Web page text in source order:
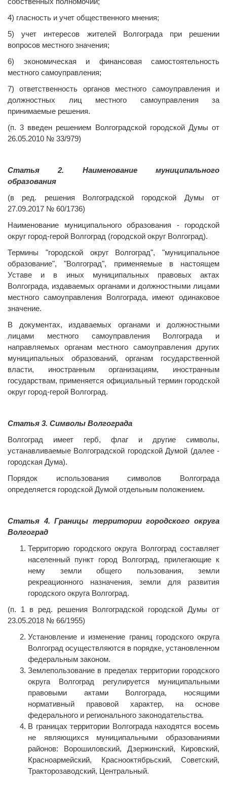
4) гласность и учет общественного мнения;
5) учет интересов жителей Волгограда при решении
вопросов местного значения;
6) экономическая и финансовая самостоятельность
местного самоуправления;
7) ответственность органов местного самоуправления и
должностных лиц местного самоуправления за
принимаемые решения.
(п. 3 введен решением Волгоградской городской Думы от
26.05.2010 № 33/979)
Статья 2. Наименование муниципального
образования
(в ред. решения Волгоградской городской Думы от
27.09.2017 № 60/1736)
Наименование муниципального образования - городской
округ город-герой Волгоград (городской округ Волгоград).
Термины "городской округ Волгоград", "муниципальное
образование", "Волгоград", применяемые в настоящем
Уставе и в иных муниципальных правовых актах
Волгограда, издаваемых органами и должностными лицами
местного самоуправления Волгограда, имеют одинаковое
значение.
В документах, издаваемых органами и должностными
лицами местного самоуправления Волгограда и
направляемых органам местного самоуправления других
муниципальных образований, органам государственной
власти, иностранным организациям, иностранным
государствам, применяется официальный термин городской
округ город-герой Волгоград.
Статья 3. Символы Волгограда
Волгоград имеет герб, флаг и другие символы,
устанавливаемые Волгоградской городской Думой (далее -
городская Дума).
Порядок использования символов Волгограда
определяется городской Думой отдельным положением.
Статья 4. Границы территории городского округа
Волгоград
Территорию городского округа Волгоград составляет
населенный пункт город Волгоград, прилегающие к
нему земли общего пользования, земли
рекреационного назначения, земли для развития
городского округа Волгоград.
(п. 1 в ред. решения Волгоградской городской Думы от
23.05.2018 № 66/1955)
Установление и изменение границ городского округа
Волгоград осуществляются в порядке, установленном
федеральным законом.
Землепользование в пределах территории городского
округа Волгоград регулируется муниципальными
правовыми актами Волгограда, носящими
нормативный правовой характер, на основе
федерального и регионального законодательства.
В границах территории Волгограда находятся восемь
не являющихся муниципальными образованиями
районов: Ворошиловский, Дзержинский, Кировский,
Красноармейский, Краснооктябрьский, Советский,
Тракторозаводский, Центральный.